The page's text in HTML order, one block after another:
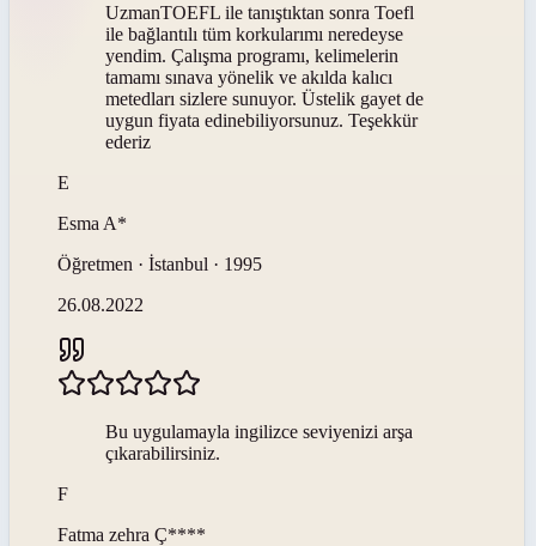
UzmanTOEFL ile tanıştıktan sonra Toefl
ile bağlantılı tüm korkularımı neredeyse
yendim. Çalışma programı, kelimelerin
tamamı sınava yönelik ve akılda kalıcı
metedları sizlere sunuyor. Üstelik gayet de
uygun fiyata edinebiliyorsunuz. Teşekkür
ederiz
E
Esma A*
Öğretmen · İstanbul · 1995
26.08.2022
Bu uygulamayla ingilizce seviyenizi arşa
çıkarabilirsiniz.
F
Fatma zehra Ç****